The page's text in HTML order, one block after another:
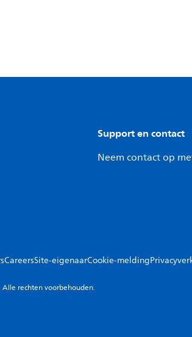
Support en contact
Neem contact op
CareersSite-eigenaarCookie-melding
rechten voorbehouden.